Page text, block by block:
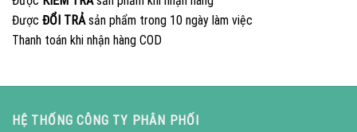
Được ĐỔI TRẢsản phẩm trong 10 ngày làm việc
Thanh toán khi nhận hàng COD
HỆ THỐNG CÔNG TY PHÂN PHỐI